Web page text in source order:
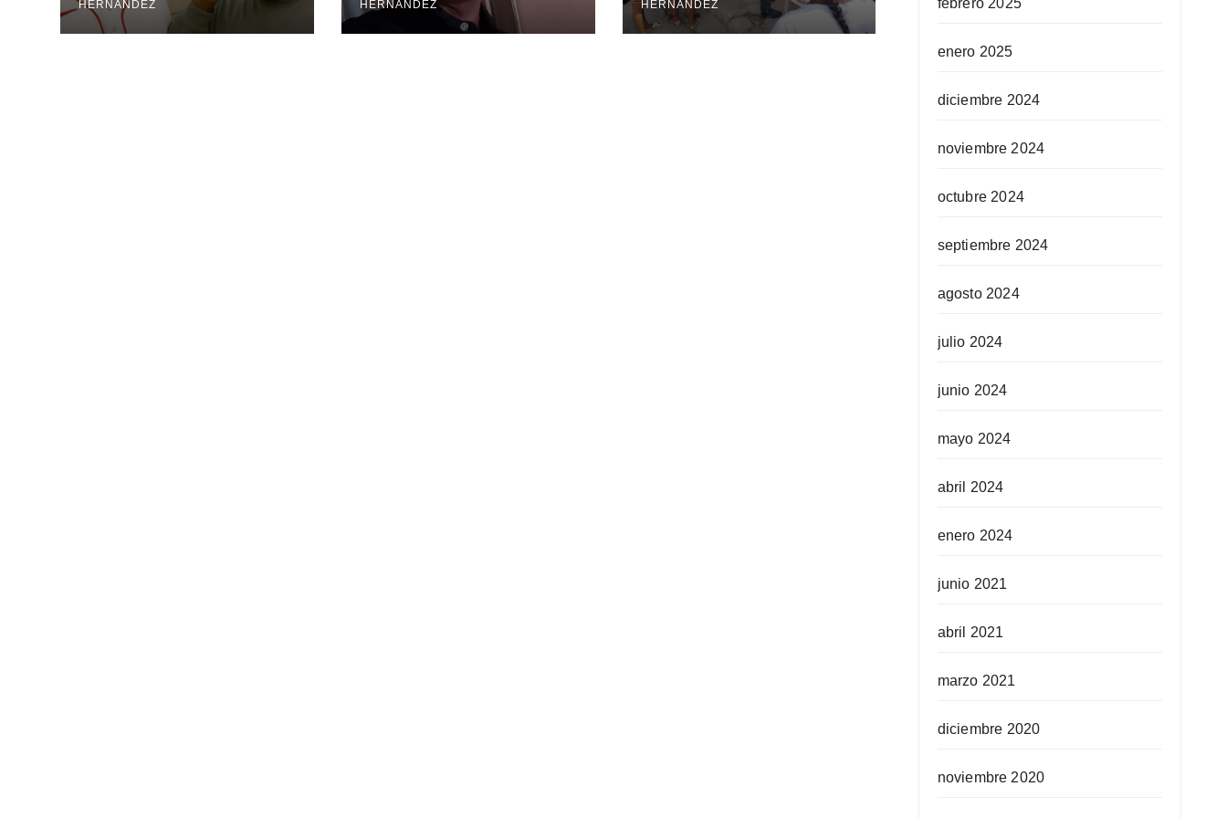
RD
HERNANDEZ HERNANDEZ HERNANDEZ
enero 2025
diciembre 2024
noviembre 2024
octubre 2024
septiembre 2024
agosto 2024
julio 2024
junio 2024
mayo 2024
abril 2024
enero 2024
junio 2021
abril 2021
marzo 2021
diciembre 2020
noviembre 2020